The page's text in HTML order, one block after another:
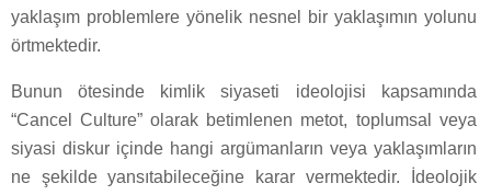
yaklaşım problemlere yönelik nesnel bir yaklaşımın yolunu
örtmektedir.
Bunun ötesinde kimlik siyaseti ideolojisi kapsamında
“Cancel Culture” olarak betimlenen metot, toplumsal veya
siyasi diskur içinde hangi argümanların veya yaklaşımların
ne şekilde yansıtabileceğine karar vermektedir. İdeolojik